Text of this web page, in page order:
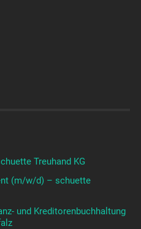
Treuhand KG
(m/w/d) – schuette
und Kreditorenbuchhaltung